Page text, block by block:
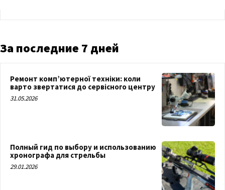
За последние 7 дней
Ремонт комп’ютерної техніки: коли
варто звертатися до сервісного центру
31.05.2026
Полный гид по выбору и использованию
хронографа для стрельбы
29.01.2026